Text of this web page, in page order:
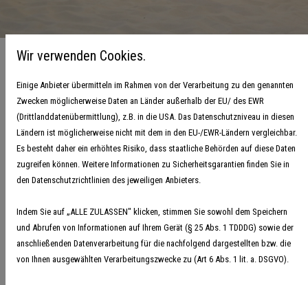
Ausbildung für
Beachhandballtrainer:innen
Am 31. Januar 2026 findet von 10:00 bis 18:00 Uhr die große
Lehrgangsort ist die Beachsporthalle von BeachHamburg in
Hamburg-Dulsberg. Trotz winterlichem Wetter draußen, tauchen
die Teilnehmenden drinnen bei einer Reise in die Südsee in eine
Wir verwenden Cookies.
Einige Anbieter übermitteln im Rahmen von der Verarbeitung zu den genannten
Zwecken möglicherweise Daten an Länder außerhalb der EU/ des EWR
(Drittlanddatenübermittlung), z.B. in die USA. Das Datenschutzniveau in diesen
Ländern ist möglicherweise nicht mit dem in den EU-/EWR-Ländern vergleichbar.
Es besteht daher ein erhöhtes Risiko, dass staatliche Behörden auf diese Daten
zugreifen können. Weitere Informationen zu Sicherheitsgarantien finden Sie in
den Datenschutzrichtlinien des jeweiligen Anbieters.
Indem Sie auf „ALLE ZULASSEN" klicken, stimmen Sie sowohl dem Speichern
und Abrufen von Informationen auf Ihrem Gerät (§ 25 Abs. 1 TDDDG) sowie der
anschließenden Datenverarbeitung für die nachfolgend dargestellten bzw. die
von Ihnen ausgewählten Verarbeitungszwecke zu (Art 6 Abs. 1 lit. a. DSGVO).